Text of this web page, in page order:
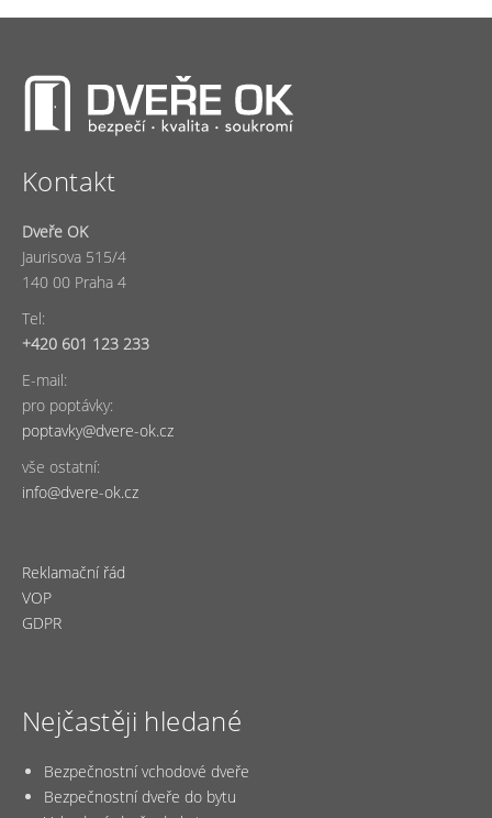
Kontakt
Dveře OK
Jaurisova 515/4
140 00 Praha 4
Tel:
+420 601 123 233
E-mail:
pro poptávky:
poptavky@dvere-ok.cz
vše ostatní:
info@dvere-ok.cz
Reklamační řád
VOP
GDPR
Nejčastěji hledané
Bezpečnostní vchodové dveře
Bezpečnostní dveře do bytu